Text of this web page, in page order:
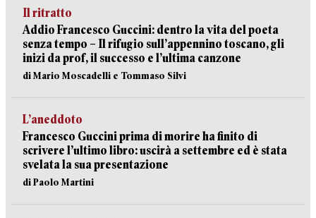
Il ritratto
Addio Francesco Guccini: dentro la vita del poeta
senza tempo – Il rifugio sull’appennino toscano, gli
inizi da prof, il successo e l’ultima canzone
di Mario Moscadelli e Tommaso Silvi
L’aneddoto
Francesco Guccini prima di morire ha finito di
scrivere l’ultimo libro: uscirà a settembre ed è stata
svelata la sua presentazione
di Paolo Martini